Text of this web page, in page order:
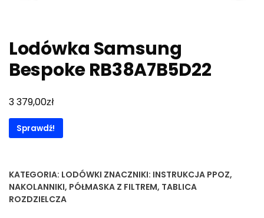
Lodówka Samsung
Bespoke RB38A7B5D22
3 379,00zł
Sprawdź!
KATEGORIA: LODÓWKI ZNACZNIKI: INSTRUKCJA PPOZ,
NAKOLANNIKI, PÓŁMASKA Z FILTREM, TABLICA
ROZDZIELCZA